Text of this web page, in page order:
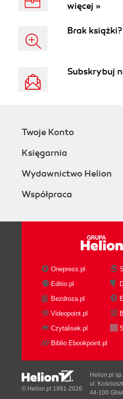
więcej »
Brak
Subskrybuj
Twoje Konto
Księgarnia
Wydawnictwo Helion
Współpraca
Onepress.pl
Editio.pl
Bezdroza.pl
Videopoint.pl
Czytalisek.pl
Biblio.Ebookpoint.pl
© Helion.pl 1991-2026
Helion.pl sp.
ul.
44-100